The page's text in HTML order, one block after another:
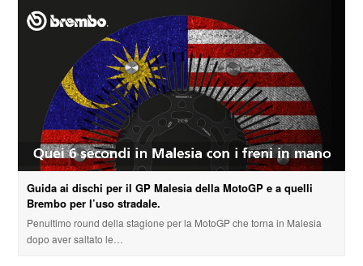
Guida ai dischi per il GP Malesia della MotoGP e a quelli
Brembo per l’uso stradale.
Penultimo round della stagione per la MotoGP che torna in Malesia
dopo aver saltato le…